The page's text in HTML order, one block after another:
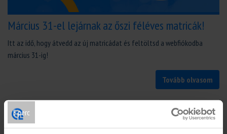
Március 31-el lejárnak az őszi féléves matricák!
Itt az idő, hogy átvedd az új matricádat és feltöltsd a webfiókodba
március 31-ig!
Tovább olvasom
5 perc